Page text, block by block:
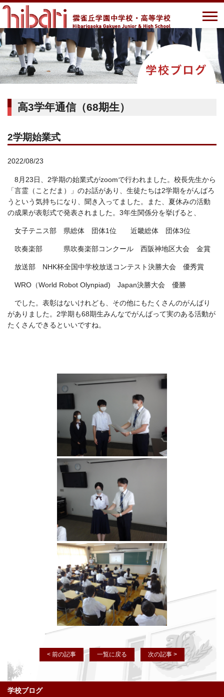
高3学年通信（68期生）
2学期始業式
2022/08/23
8月23日、2学期の始業式がzoomで行われました。校長先生から
「言霊（ことだま）」のお話があり、生徒たちは2学期をがんばろ
うという気持ちになり、聞き入ってました。また、夏休みの活動
の成果が表彰式で発表されました。3年生関係分を挙げると、
女子テニス部 県総体 団体1位 近畿総体 団体3位
吹奏楽部 県吹奏楽部コンクール 西阪神地区大会 金賞
放送部 NHK杯全国中学校放送コンテスト決勝大会 優秀賞
WRO（World Robot Olynpiad) Japan決勝大会 優勝
でした。表彰はないけれども、その他にもたくさんのがんばり
がありました。2学期も68期生みんなでがんばって実のある活動が
たくさんできるといいですね。
< 前の記事 一覧に戻る 次の記事 >
学校ブログ